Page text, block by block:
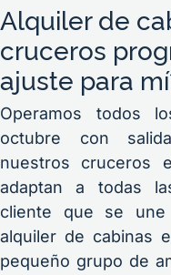
Alquiler de
cruceros
ajuste para
Operamos todos
octubre con
nuestros cruceros
adaptan a todas
cliente que se
alquiler de cabinas
pequeño grupo de